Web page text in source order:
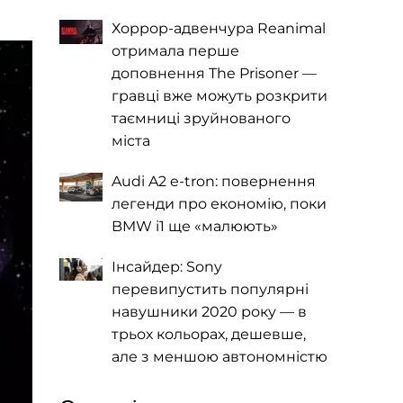
Хоррор-адвенчура Reanimal
отримала перше
доповнення The Prisoner —
гравці вже можуть розкрити
таємниці зруйнованого
міста
Audi A2 e-tron: повернення
легенди про економію, поки
BMW i1 ще «малюють»
Інсайдер: Sony
перевипустить популярні
навушники 2020 року — в
трьох кольорах, дешевше,
але з меншою автономністю